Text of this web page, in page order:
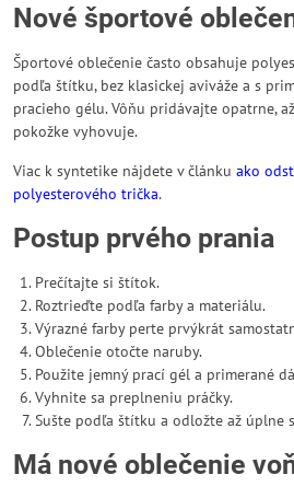
Nové športové
Športové oblečenie často obsahuje
podľa štítku, bez klasickej aviváže a s
pracieho gélu. Vôňu pridávajte opatrne,
pokožke vyhovuje.
Viac k syntetike nájdete v článku ako
polyesterového trička.
Postup prvého prania
Prečítajte si štítok.
Roztrieďte podľa farby a materiálu.
Výrazné farby perte prvýkrát
Oblečenie otočte naruby.
Použite jemný prací gél a primerané
Vyhnite sa preplneniu práčky.
Sušte podľa štítku a odložte až úplne
Má nové oblečenie